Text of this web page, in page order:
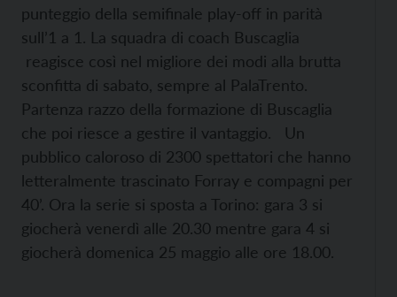
punteggio della semifinale play-off in parità
sull’1 a 1. La squadra di coach Buscaglia
reagisce così nel migliore dei modi alla brutta
sconfitta di sabato, sempre al PalaTrento.
Partenza razzo della formazione di Buscaglia
che poi riesce a gestire il vantaggio. Un
pubblico caloroso di 2300 spettatori che hanno
letteralmente trascinato Forray e compagni per
40’. Ora la serie si sposta a Torino: gara 3 si
giocherà venerdì alle 20.30 mentre gara 4 si
giocherà domenica 25 maggio alle ore 18.00.